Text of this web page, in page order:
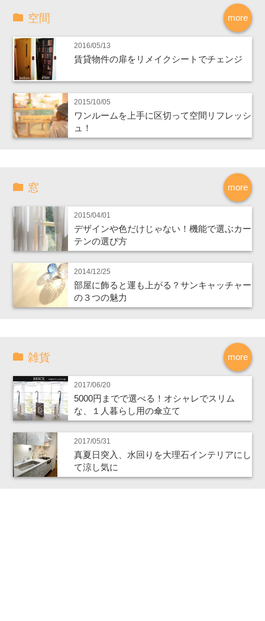
more
空間
2016/05/13
賃貸物件の扉をリメイクシートでチェンジ
2015/10/05
ワンルームを上手に区切って空間リフレッシ
ュ！
more
窓
2015/04/01
デザインや色だけじゃない！機能で選ぶカー
テンの選び方
2014/12/25
部屋に飾ると運も上がる？サンキャッチャー
の３つの魅力
more
雑貨
2017/06/20
5000円までで選べる！オシャレでスリム
な、１人暮らし用の傘立て
2017/05/31
真夏日突入、水回りを大理石インテリアにし
て涼し気に